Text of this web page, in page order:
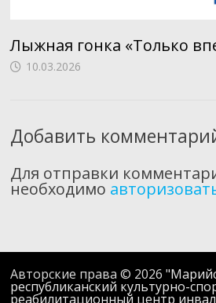
Лыжная гонка «Только
10.03.2026
Добавить
Для отправки
необходимо
Авторские права © 2026
республиканский культурно-
реабилитационный центр